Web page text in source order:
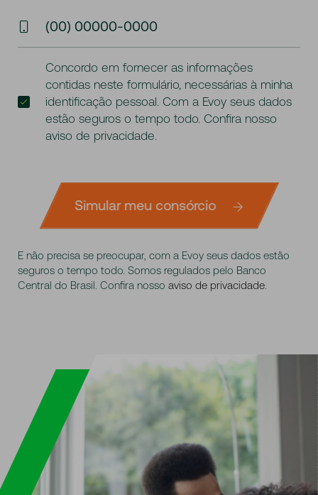
(00) 00000-0000
Concordo em fornecer as informações
contidas neste formulário, necessárias à minha
identificação pessoal. Com a Evoy seus dados
estão seguros o tempo todo. Confira nosso
aviso de privacidade.
Simular meu consórcio
E não precisa se preocupar, com a Evoy seus dados estão
seguros o tempo todo. Somos regulados pelo Banco
Central do Brasil. Confira nosso aviso de privacidade.